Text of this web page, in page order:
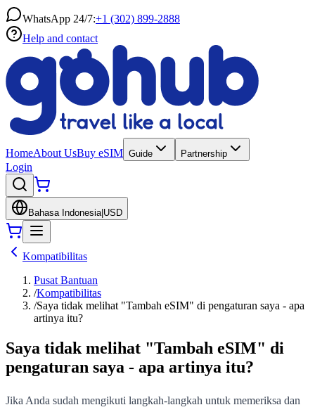
WhatsApp 24/7:+1 (302) 899-2888
Help and contact
HomeAbout UsBuy eSIM Guide Partnership
Login
Bahasa Indonesia| USD
Kompatibilitas
Pusat Bantuan
/Kompatibilitas
/Saya tidak melihat "Tambah eSIM" di pengaturan saya - apa
artinya itu?
Saya tidak melihat "Tambah eSIM" di
pengaturan saya - apa artinya itu?
Jika Anda sudah mengikuti langkah-langkah untuk memeriksa dan